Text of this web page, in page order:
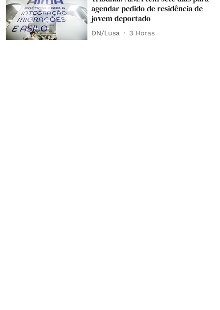
agendar pedido de residência de
jovem deportado
DN/Lusa 3 Horas